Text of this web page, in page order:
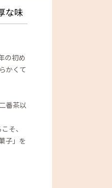
な味
の初め
かくて
番茶以
そ、
子」を